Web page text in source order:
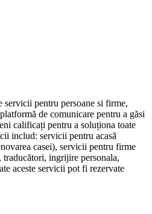
servicii pentru persoane si firme,
de comunicare pentru a găsi
calificați pentru a soluționa toate
includ: servicii pentru acasă
casei), servicii pentru firme
ingrijire personala,
aceste servicii pot fi rezervate